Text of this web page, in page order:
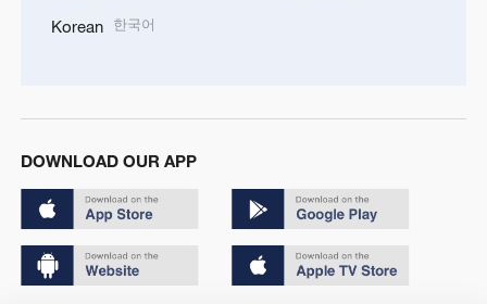
Korean 한국어
DOWNLOAD OUR APP